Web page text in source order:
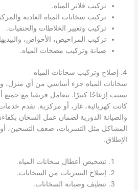
تركيب فلاتر المياه.
تركيب سخانات المياه العادية
تركيب وتغيير الخلاطات والحنفيات.
تركيب المراحيض، الأحواض،
صيانة وتركيب مضخات المياه.
4. إصلاح وتركيب سخانات المياه
سخانات المياه جزء أساسي من أي منزل،
يسبب إزعاجًا كبيرًا. يتعامل فريقنا مع جميع
كانت كهربائية، غاز، أو مركزية. نقدم
والصيانة الدورية لضمان عمل السخان
المشاكل مثل التسربات، ضعف التسخين،
الإطلاق.
تشخيص أعطال سخانات المياه.
إصلاح التسربات من السخانات.
تنظيف وصيانة السخانات.